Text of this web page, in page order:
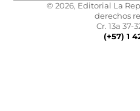
© 2026, Editorial La
derechos
Cr. 13a 37-
(+57) 1